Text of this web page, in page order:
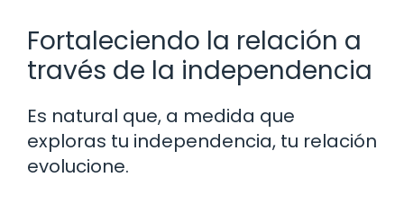
Fortaleciendo la relación a
través de la independencia
Es natural que, a medida que
exploras tu independencia, tu relación
evolucione.